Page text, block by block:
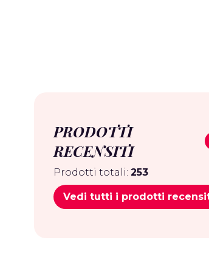
PRODOTTI
RECENSITI
Prodotti totali: 253
Vedi tutti i prodotti